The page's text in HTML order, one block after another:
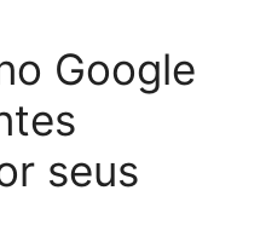
Google
seus